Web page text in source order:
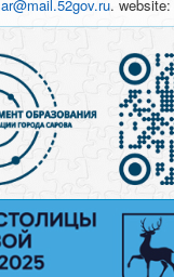
. website: